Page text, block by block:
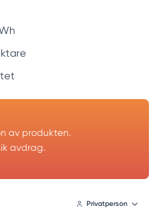
av produkten.
avdrag.
Privatperson